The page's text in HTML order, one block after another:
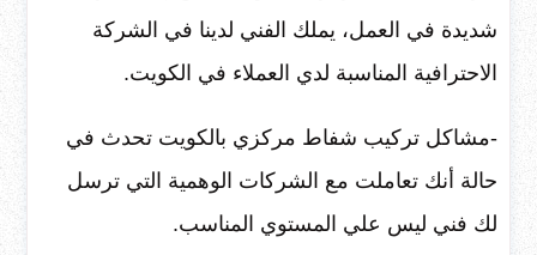
شديدة في العمل، يملك الفني لدينا في الشركة
الاحترافية المناسبة لدي العملاء في الكويت.
-مشاكل تركيب شفاط مركزي بالكويت تحدث في
حالة أنك تعاملت مع الشركات الوهمية التي ترسل
لك فني ليس علي المستوي المناسب.